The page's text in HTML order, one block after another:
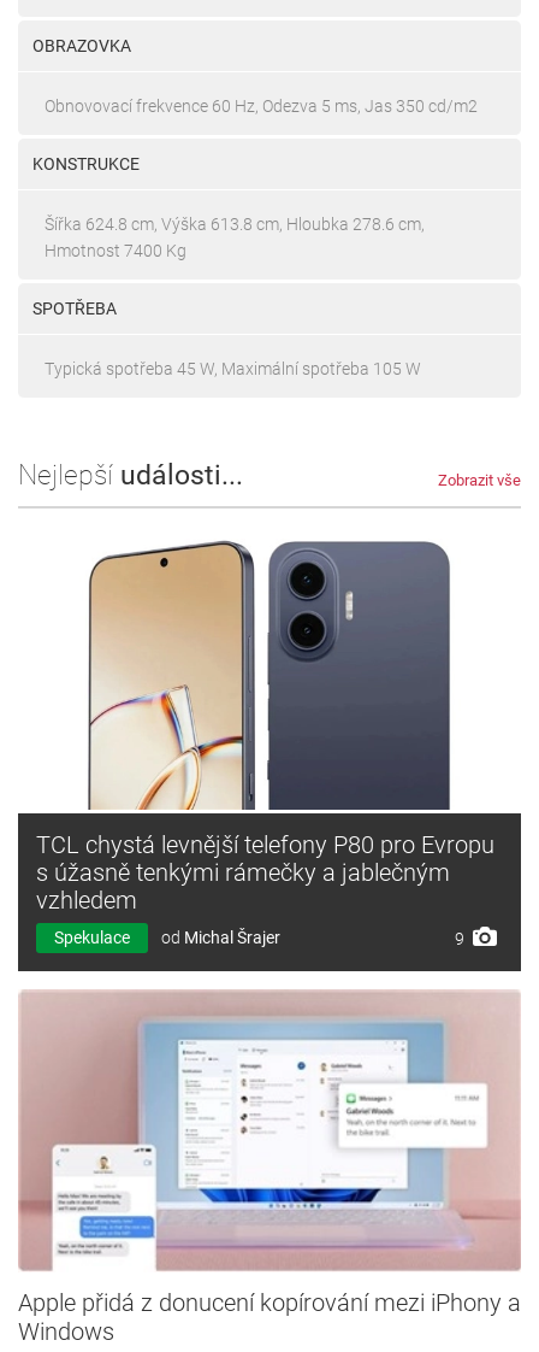
OBRAZOVKA
Obnovovací frekvence 60 Hz, Odezva 5 ms, Jas 350 cd/m2
KONSTRUKCE
Šířka 624.8 cm, Výška 613.8 cm, Hloubka 278.6 cm,
Hmotnost 7400 Kg
SPOTŘEBA
Typická spotřeba 45 W, Maximální spotřeba 105 W
Nejlepší události... Zobrazit vše
TCL chystá levnější telefony P80 pro Evropu
s úžasně tenkými rámečky a jablečným
vzhledem
Spekulace od Michal Šrajer 9
Apple přidá z donucení kopírování mezi iPhony a
Windows